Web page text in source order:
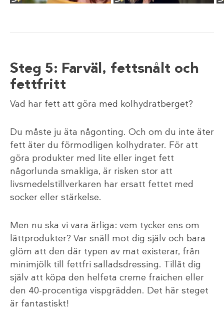
Steg 5: Farväl, fettsnålt och
fettfritt
Vad har fett att göra med kolhydratberget?
Du måste ju äta någonting. Och om du inte äter
fett äter du förmodligen kolhydrater. För att
göra produkter med lite eller inget fett
någorlunda smakliga, är risken stor att
livsmedelstillverkaren har ersatt fettet med
socker eller stärkelse.
Men nu ska vi vara ärliga: vem tycker ens om
lättprodukter? Var snäll mot dig själv och bara
glöm att den där typen av mat existerar, från
minimjölk till fettfri salladsdressing. Tillåt dig
själv att köpa den helfeta creme fraichen eller
den 40-procentiga vispgrädden. Det här steget
är fantastiskt!